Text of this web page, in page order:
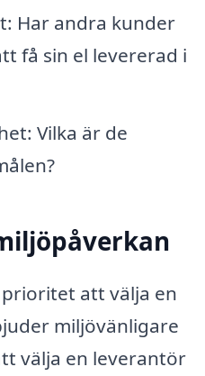
Har andra kunder
få sin el levererad i
Vilka är de
att välja en
miljövänligare
välja en leverantör